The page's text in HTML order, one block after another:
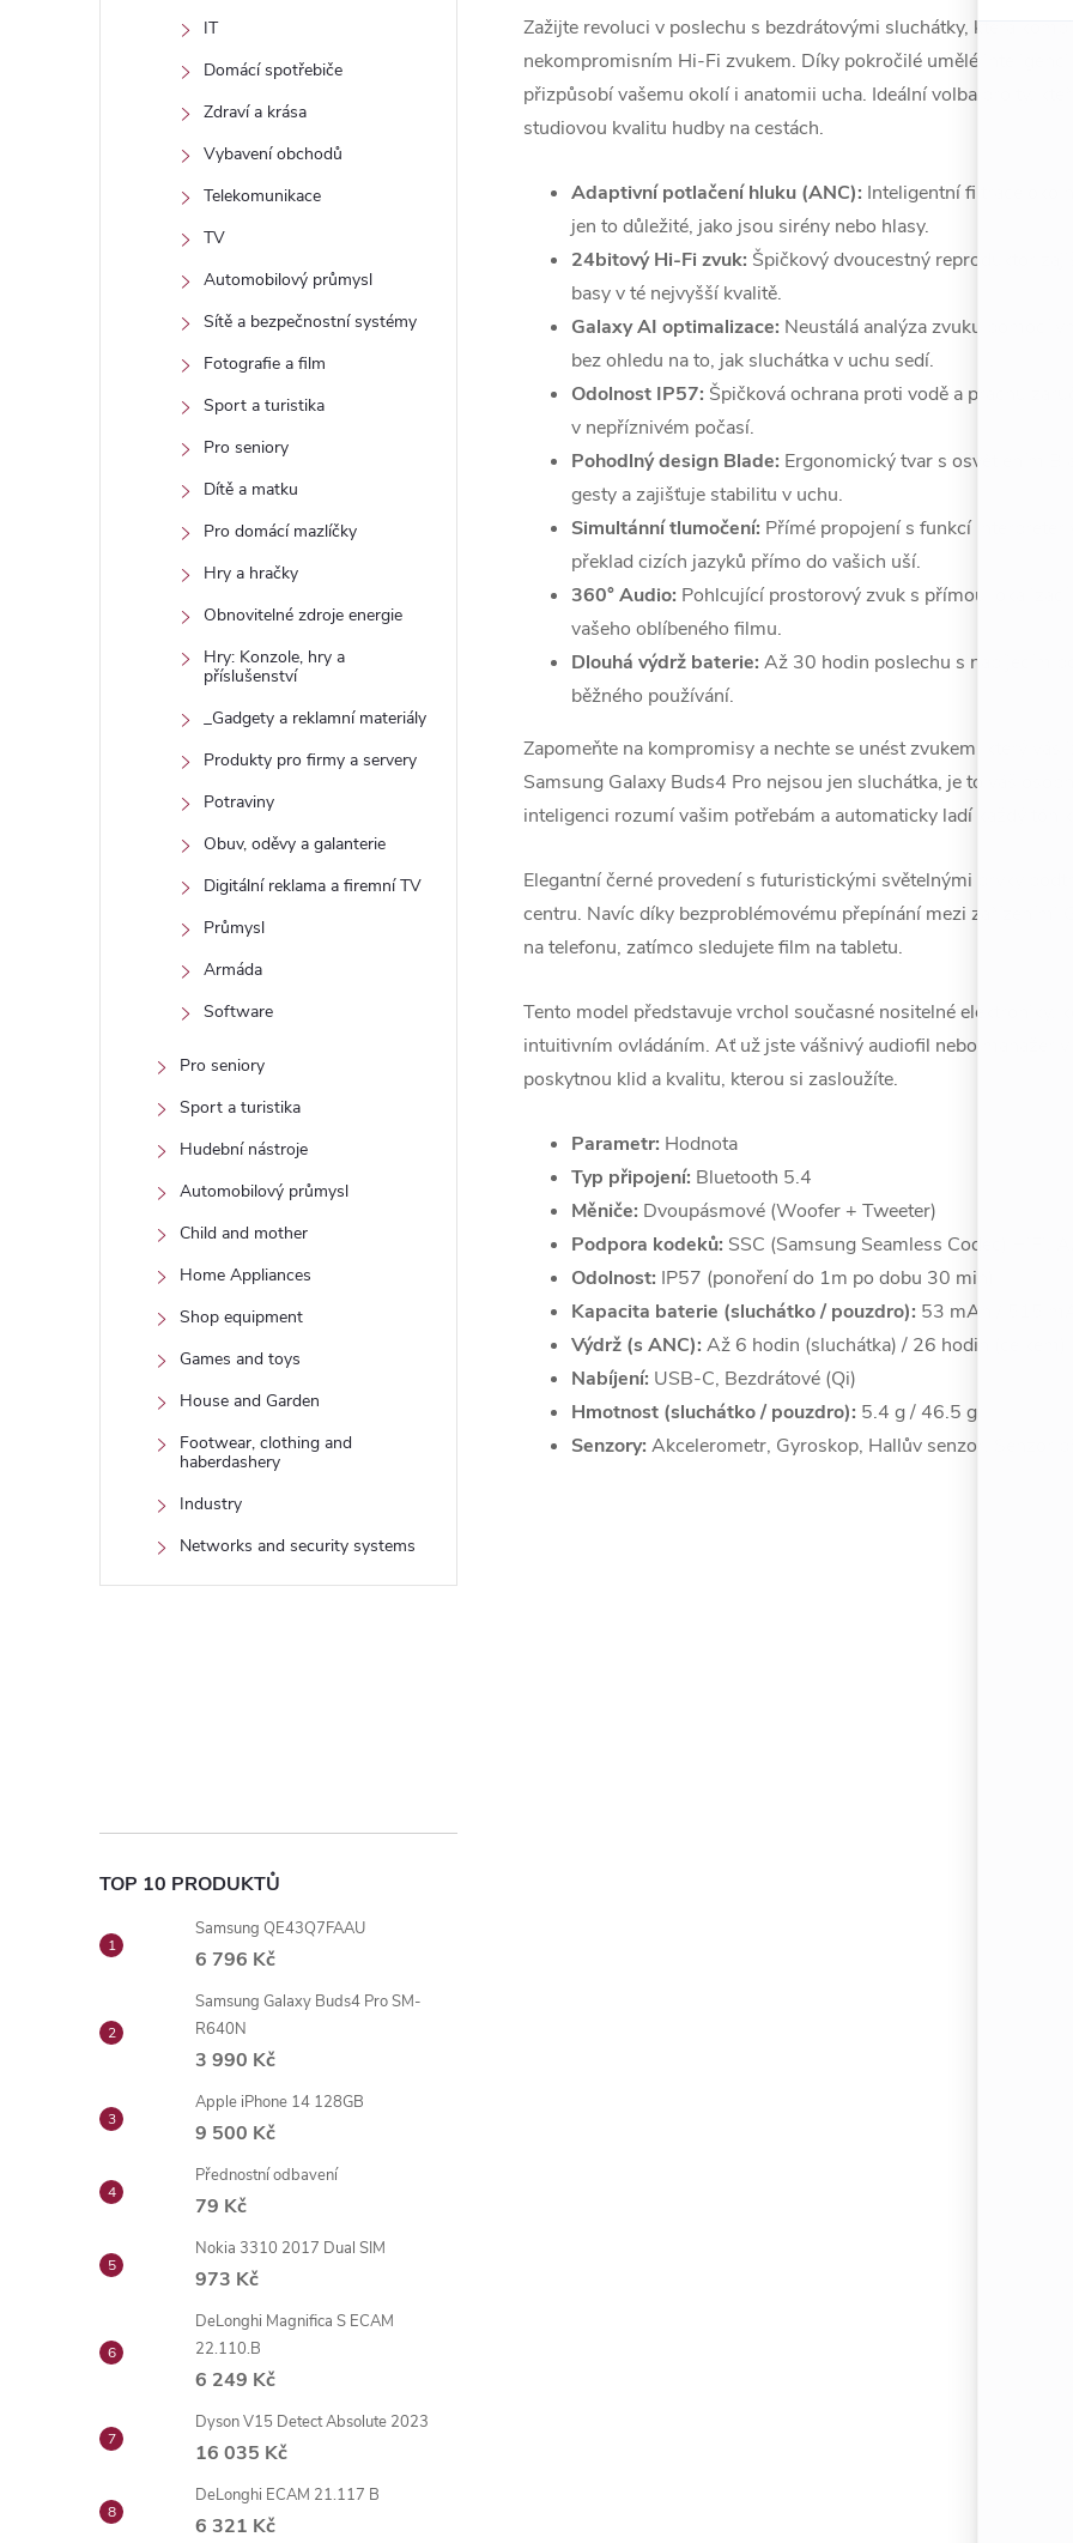
IT
Domácí spotřebiče
Zdraví a krása
Vybavení obchodů
Telekomunikace
TV
Automobilový průmysl
Sítě a bezpečnostní systémy
Fotografie a film
Sport a turistika
Pro seniory
Dítě a matku
Pro domácí mazlíčky
Hry a hračky
Obnovitelné zdroje energie
Hry: Konzole, hry a
příslušenství
_Gadgety a reklamní materiály
Produkty pro firmy a servery
Potraviny
Obuv, oděvy a galanterie
Digitální reklama a firemní TV
Průmysl
Armáda
Software
Pro seniory
Sport a turistika
Hudební nástroje
Automobilový průmysl
Child and mother
Home Appliances
Shop equipment
Games and toys
House and Garden
Footwear, clothing and
haberdashery
Industry
Networks and security systems
TOP 10 PRODUKTŮ
Samsung QE43Q7FAAU
6 796 Kč
Samsung Galaxy Buds4 Pro SM-
R640N
3 990 Kč
Apple iPhone 14 128GB
9 500 Kč
Přednostní odbavení
79 Kč
Nokia 3310 2017 Dual SIM
973 Kč
DeLonghi Magnifica S ECAM
22.110.B
6 249 Kč
Dyson V15 Detect Absolute 2023
16 035 Kč
DeLonghi ECAM 21.117 B
6 321 Kč
Zažijte revoluci v poslechu s bezdrátovými sluchátky, která
nekompromisním Hi-Fi zvukem. Díky pokročilé umělé inteligenci
přizpůsobí vašemu okolí i anatomii ucha. Ideální volba pro ty,
studiovou kvalitu hudby na cestách.
Adaptivní potlačení hluku (ANC): Inteligentní filtrace
jen to důležité, jako jsou sirény nebo hlasy.
24bitový Hi-Fi zvuk: Špičkový dvoucestný reproduktor
basy v té nejvyšší kvalitě.
Galaxy AI optimalizace: Neustálá analýza zvuku pomocí
bez ohledu na to, jak sluchátka v uchu sedí.
Odolnost IP57: Špičková ochrana proti vodě a prachu
v nepříznivém počasí.
Pohodlný design Blade: Ergonomický tvar s osvětlením
gesty a zajišťuje stabilitu v uchu.
Simultánní tlumočení: Přímé propojení s funkcí Interpreter
překlad cizích jazyků přímo do vašich uší.
360° Audio: Pohlcující prostorový zvuk s přímou lokalizací
vašeho oblíbeného filmu.
Dlouhá výdrž baterie: Až 30 hodin poslechu s nabíjecím
běžného používání.
Zapomeňte na kompromisy a nechte se unést zvukem, který vás
Samsung Galaxy Buds4 Pro nejsou jen sluchátka, je to váš
inteligenci rozumí vašim potřebám a automaticky ladí každý tón k
Elegantní černé provedení s futuristickými světelnými prvky
centru. Navíc díky bezproblémovému přepínání mezi zařízeními
na telefonu, zatímco sledujete film na tabletu.
Tento model představuje vrchol současné nositelné elektroniky,
intuitivním ovládáním. Ať už jste vášnivý audiofil nebo manažer v
poskytnou klid a kvalitu, kterou si zasloužíte.
Parametr: Hodnota
Typ připojení: Bluetooth 5.4
Měniče: Dvoupásmové (Woofer + Tweeter)
Podpora kodeků: SSC (Samsung Seamless Codec) HiFi,
Odolnost: IP57 (ponoření do 1m po dobu 30 min)
Kapacita baterie (sluchátko / pouzdro): 53 mAh / 515
Výdrž (s ANC): Až 6 hodin (sluchátka) / 26 hodin (celkem)
Nabíjení: USB-C, Bezdrátové (Qi)
Hmotnost (sluchátko / pouzdro): 5.4 g / 46.5 g
Senzory: Akcelerometr, Gyroskop, Hallův senzor, Senzor